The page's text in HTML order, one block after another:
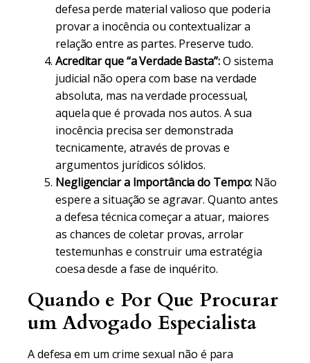
defesa perde material valioso que poderia
provar a inocência ou contextualizar a
relação entre as partes. Preserve tudo.
Acreditar que “a Verdade Basta”:O sistema
judicial não opera com base na verdade
absoluta, mas na verdade processual,
aquela que é provada nos autos. A sua
inocência precisa ser demonstrada
tecnicamente, através de provas e
argumentos jurídicos sólidos.
Negligenciar a Importância do Tempo: Não
espere a situação se agravar. Quanto antes
a defesa técnica começar a atuar, maiores
as chances de coletar provas, arrolar
testemunhas e construir uma estratégia
coesa desde a fase de inquérito.
Quando e Por Que Procurar
um Advogado Especialista
A defesa em um crime sexual não é para